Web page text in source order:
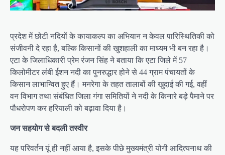
प्रदेश में छोटी नदियों के कायाकल्प का अभियान न केवल पारिस्थितिकी को
संजीवनी दे रहा है, बल्कि किसानों की खुशहाली का माध्यम भी बन रहा है।
एटा के जिलाधिकारी प्रेम रंजन सिंह ने बताया कि एटा जिले में 57
किलोमीटर लंबी ईशन नदी का पुनरुद्धार होने से 44 ग्राम पंचायतों के
किसान लाभान्वित हुए हैं। मनरेगा के तहत तालाबों की खुदाई की गई, वहीं
वन विभाग तथा संबंधित जिला गंगा समितियों ने नदी के किनारे बड़े पैमाने पर
पौधरोपण कर हरियाली को बढ़ावा दिया है।
जन सहयोग से बदली तस्वीर
यह परिवर्तन यूं ही नहीं आया है, इसके पीछे मुख्यमंत्री योगी आदित्यनाथ की